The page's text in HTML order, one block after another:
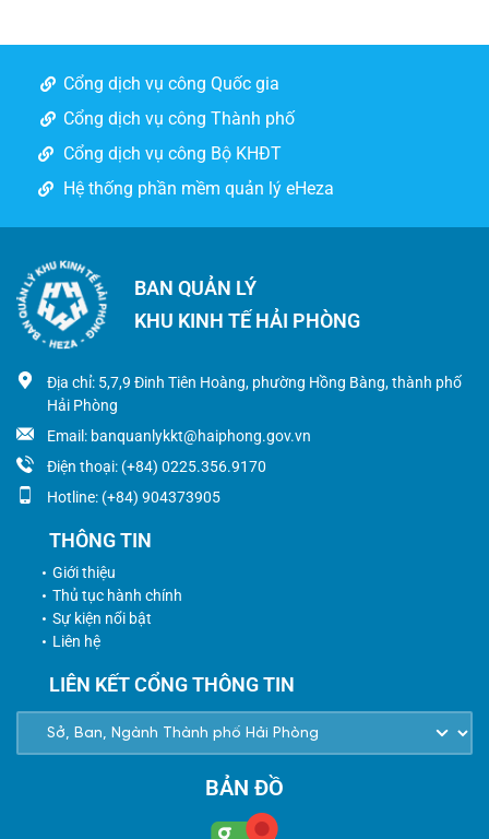
Cổng dịch vụ công Quốc gia
Cổng dịch vụ công Thành phố
Cổng dịch vụ công Bộ KHĐT
Hệ thống phần mềm quản lý eHeza
BAN QUẢN LÝ
KHU KINH TẾ HẢI PHÒNG
Địa chỉ: 5,7,9 Đinh Tiên Hoàng, phường Hồng Bàng, thành phố
Hải Phòng
Email: banquanlykkt@haiphong.gov.vn
Điện thoại: (+84) 0225.356.9170
Hotline: (+84) 904373905
THÔNG TIN
Giới thiệu
Thủ tục hành chính
Sự kiện nổi bật
Liên hệ
LIÊN KẾT CỔNG THÔNG TIN
BẢN ĐỒ